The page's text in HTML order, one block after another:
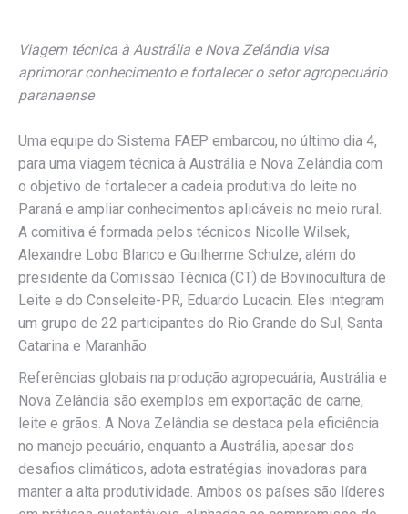
Viagem técnica à Austrália e Nova Zelândia visa
aprimorar conhecimento e fortalecer o setor agropecuário
paranaense
Uma equipe do Sistema FAEP embarcou, no último dia 4,
para uma viagem técnica à Austrália e Nova Zelândia com
o objetivo de fortalecer a cadeia produtiva do leite no
Paraná e ampliar conhecimentos aplicáveis no meio rural.
A comitiva é formada pelos técnicos Nicolle Wilsek,
Alexandre Lobo Blanco e Guilherme Schulze, além do
presidente da Comissão Técnica (CT) de Bovinocultura de
Leite e do Conseleite-PR, Eduardo Lucacin. Eles integram
um grupo de 22 participantes do Rio Grande do Sul, Santa
Catarina e Maranhão.
Referências globais na produção agropecuária, Austrália e
Nova Zelândia são exemplos em exportação de carne,
leite e grãos. A Nova Zelândia se destaca pela eficiência
no manejo pecuário, enquanto a Austrália, apesar dos
desafios climáticos, adota estratégias inovadoras para
manter a alta produtividade. Ambos os países são líderes